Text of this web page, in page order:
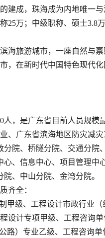
成，珠海成为内地唯一与
25万；中级职称、硕士3.8
海旅游城市，一座自然与
，在新时代中国特色现代
人，是广东省目前人员规
、广东省滨海地区防灾减
院、桥隧分院、交通分院
、信息中心、项目管理中心
、中山分院、金湾分院。
齐全：
甲级、工程设计市政行业
设计专项甲级、工程咨询
路）专业乙级、工程咨询